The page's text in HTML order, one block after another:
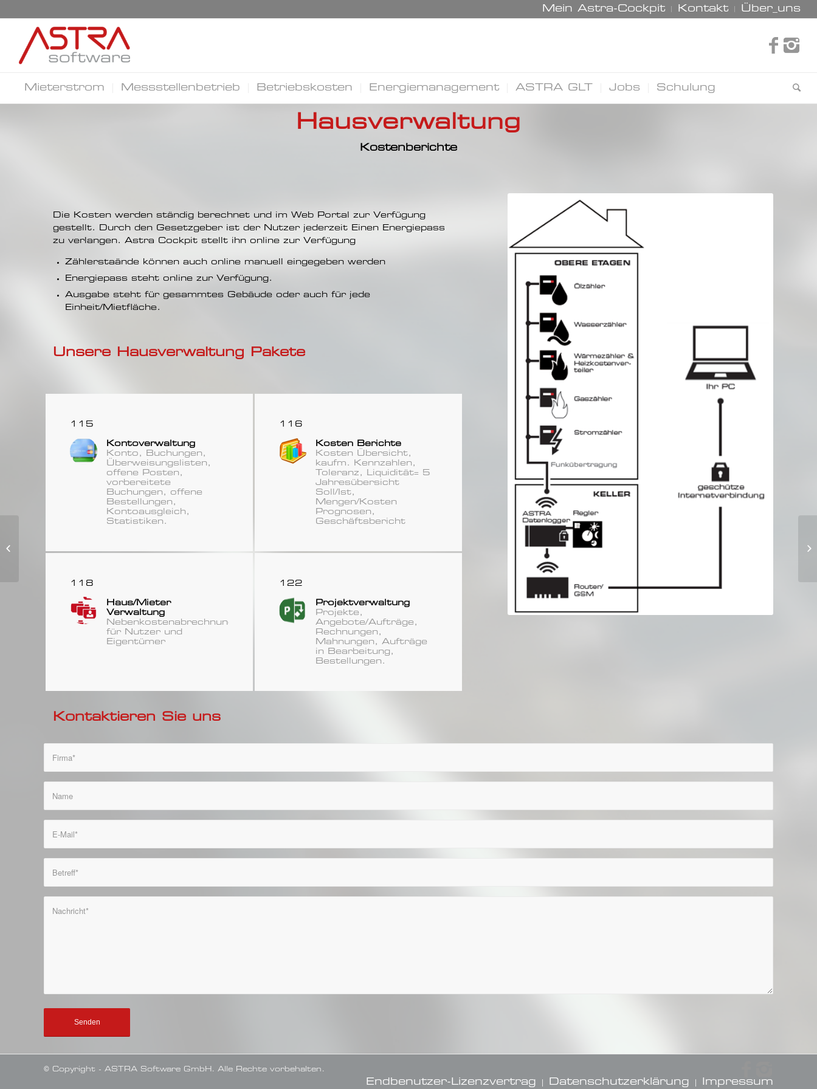
Mein Astra-Cockpit Kontakt Über_uns
Mieterstrom Messstellenbetrieb Betriebskosten Energiemanagement ASTRA GLT Jobs Schulung
Hausverwaltung
Kostenberichte
Die Kosten werden ständig berechnet und im Web Portal zur Verfügung
gestellt. Durch den Gesetzgeber ist der Nutzer jederzeit Einen Energiepass
zu verlangen. Astra Cockpit stellt ihn online zur Verfügung
Zählerstaände können auch online manuell eingegeben werden
Energiepass steht online zur Verfügung.
Ausgabe steht für gesammtes Gebäude oder auch für jede
Einheit/Mietfläche.
Unsere Hausverwaltung Pakete
115
Kontoverwaltung
Konto, Buchungen,
Überweisungslisten,
offene Posten,
vorbereitete
Buchungen, offene
Bestellungen,
Kontoausgleich,
Statistiken.
116
Kosten Berichte
Kosten Übersicht,
kaufm. Kennzahlen,
Toleranz, Liquidität= 5
Jahresübersicht
Soll/Ist,
Mengen/Kosten
Prognosen,
Geschäftsbericht
118
Haus/Mieter
Verwaltung
Nebenkostenabrechnung
für Nutzer und
Eigentümer
122
Projektverwaltung
Projekte,
Angebote/Aufträge,
Rechnungen,
Mahnungen, Aufträge
in Bearbeitung,
Bestellungen.
Kontaktieren Sie uns
© Copyright - ASTRA Software GmbH. Alle Rechte vorbehalten.
Endbenutzer-Lizenzvertrag Datenschutzerklärung Impressum
Messwer...